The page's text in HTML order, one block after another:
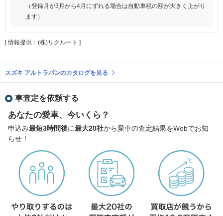
（登録月が3月から4月にずれる場合は自動車税の額が大きく上がり
ます）
[ 情報提供：(株)リクルート ]
スズキ アルトラパンのカタログを見る
車査定を依頼する
あなたの愛車、今いくら？
申込み最短3時間後に最大20社から愛車の査定結果をWebでお知
らせ！